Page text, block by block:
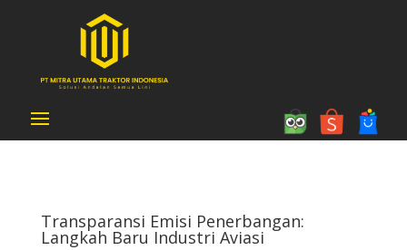
Transparansi Emisi Penerbangan:
Langkah Baru Industri Aviasi